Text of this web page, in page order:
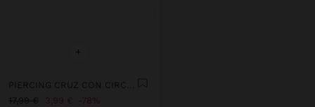
+
PIERCING CRUZ CON CIRCONITAS - ACERO INOXIDABLE
17,99 € 3,99 € 78%